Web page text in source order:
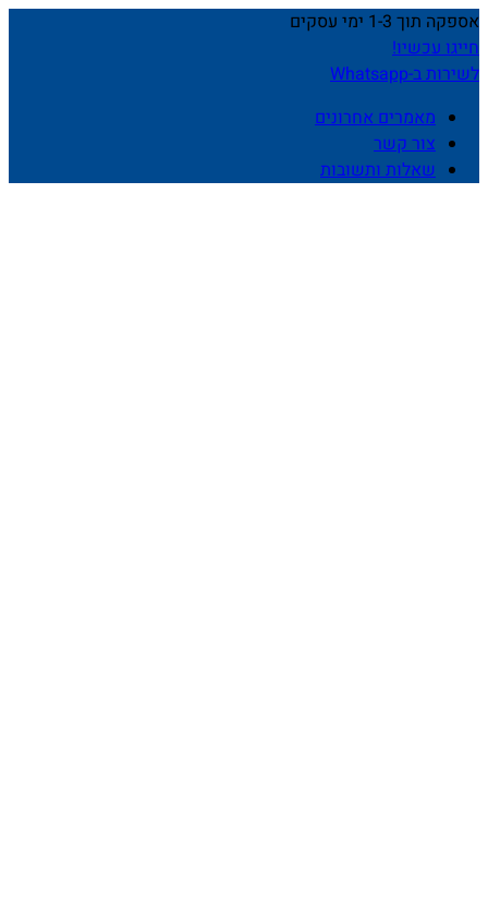
אספקה תוך 1-3 ימי עסקים
חייגו עכשיו!
לשירות ב-Whatsapp
מאמרים אחרונים
צור קשר
שאלות ותשובות